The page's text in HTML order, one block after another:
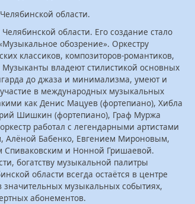
области.
области. Его создание стало
обозрение». Оркестру
классиков, композиторов-романтиков,
владеют стилистикой основных
до джаза и минимализма, умеют и
в международных музыкальных
как Денис Мацуев (фортепиано), Хибла
Шишкин (фортепиано), Граф Муржа
работал с легендарными артистами
Алёной Бабенко, Евгением Мироновым,
и Нонной Гришаевой.
богатству музыкальной палитры
области всегда остаётся в центре
значительных музыкальных событиях,
абонементов.